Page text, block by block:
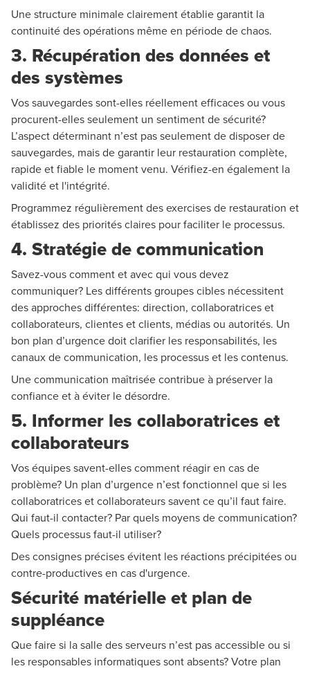
Une structure minimale clairement établie garantit la
continuité des opérations même en période de chaos.
3. Récupération des données et
des systèmes
Vos sauvegardes sont-elles réellement efficaces ou vous
procurent-elles seulement un sentiment de sécurité?
L’aspect déterminant n’est pas seulement de disposer de
sauvegardes, mais de garantir leur restauration complète,
rapide et fiable le moment venu. Vérifiez-en également la
validité et l'intégrité.
Programmez régulièrement des exercises de restauration et
établissez des priorités claires pour faciliter le processus.
4. Stratégie de communication
Savez-vous comment et avec qui vous devez
communiquer? Les différents groupes cibles nécessitent
des approches différentes: direction, collaboratrices et
collaborateurs, clientes et clients, médias ou autorités. Un
bon plan d’urgence doit clarifier les responsabilités, les
canaux de communication, les processus et les contenus.
Une communication maîtrisée contribue à préserver la
confiance et à éviter le désordre.
5. Informer les collaboratrices et
collaborateurs
Vos équipes savent-elles comment réagir en cas de
problème? Un plan d’urgence n’est fonctionnel que si les
collaboratrices et collaborateurs savent ce qu’il faut faire.
Qui faut-il contacter? Par quels moyens de communication?
Quels processus faut-il utiliser?
Des consignes précises évitent les réactions précipitées ou
contre-productives en cas d'urgence.
Sécurité matérielle et plan de
suppléance
Que faire si la salle des serveurs n’est pas accessible ou si
les responsables informatiques sont absents? Votre plan